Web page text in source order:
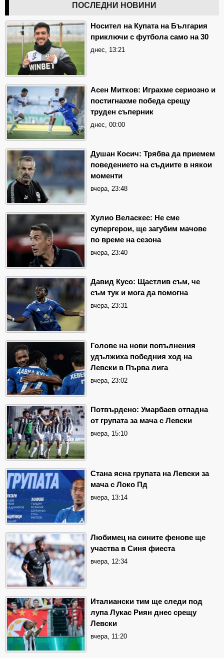
ПОСЛЕДНИ НОВИНИ
Носител на Купата на България
приключи с футбола само на 30
днес, 13:21
Асен Митков: Играхме сериозно и
постигнахме победа срещу
труден съперник
днес, 00:00
Душан Косич: Трябва да приемем
поведението на съдиите в някои
моменти
вчера, 23:48
Хулио Веласкес: Не сме
супергерои, ще загубим мачове
по време на сезона
вчера, 23:40
Давид Кусо: Щастлив съм, че
съм тук и мога да помогна
вчера, 23:31
Голове на нови попълнения
удължиха победния ход на
Левски в Първа лига
вчера, 23:02
Потвърдено: Умарбаев отпадна
от групата за мача с Левски
вчера, 15:10
Стана ясна групата на Левски за
мача с Локо Пд
вчера, 13:14
Любимец на сините фенове ще
участва в Синя фиеста
вчера, 12:34
Италиански тим ще следи под
лупа Лукас Риян днес срещу
Левски
вчера, 11:20